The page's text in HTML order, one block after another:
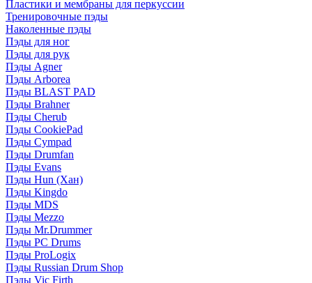
Пластики и мембраны для перкуссии
Тренировочные пэды
Наколенные пэды
Пэды для ног
Пэды для рук
Пэды Agner
Пэды Arborea
Пэды BLAST PAD
Пэды Brahner
Пэды Cherub
Пэды CookiePad
Пэды Cympad
Пэды Drumfan
Пэды Evans
Пэды Hun (Хан)
Пэды Kingdo
Пэды MDS
Пэды Mezzo
Пэды Mr.Drummer
Пэды PC Drums
Пэды ProLogix
Пэды Russian Drum Shop
Пэды Vic Firth